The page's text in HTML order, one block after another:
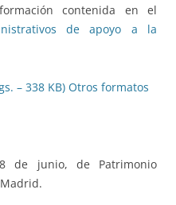
contenida en el
de apoyo a la
– 338 KB) Otros formatos
de junio, de Patrimonio